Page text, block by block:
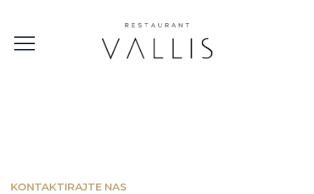
KONTAKTIRAJTE NAS